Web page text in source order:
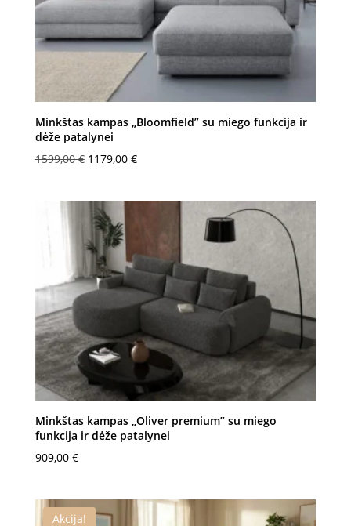
Minkštas kampas „Bloomfield” su miego funkcija ir
dėže patalynei
1599,00€ Original
1599,00 €.
1179,00 €Current
Minkštas kampas „Oliver premium” su miego
funkcija ir dėže patalynei
909,00 €
Akcija!